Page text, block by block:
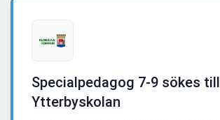
Specialpedagog 7-9 sökes till
Ytterbyskolan